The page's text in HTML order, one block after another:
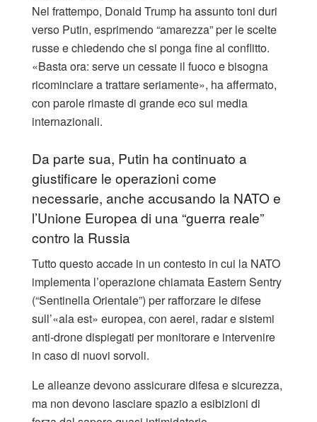
Nel frattempo, Donald Trump ha assunto toni duri
verso Putin, esprimendo “amarezza” per le scelte
russe e chiedendo che si ponga fine al conflitto.
«Basta ora: serve un cessate il fuoco e bisogna
ricominciare a trattare seriamente», ha affermato,
con parole rimaste di grande eco sui media
internazionali.
Da parte sua, Putin ha continuato a
giustificare le operazioni come
necessarie, anche accusando la NATO e
l’Unione Europea di una “guerra reale”
contro la Russia
Tutto questo accade in un contesto in cui la NATO
implementa l’operazione chiamata Eastern Sentry
(“Sentinella Orientale”) per rafforzare le difese
sull’«ala est» europea, con aerei, radar e sistemi
anti‑drone dispiegati per monitorare e intervenire
in caso di nuovi sorvoli.
Le alleanze devono assicurare difesa e sicurezza,
ma non devono lasciare spazio a esibizioni di